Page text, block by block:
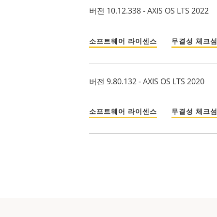
버전 10.12.338 - AXIS OS LTS 2022
소프트웨어 라이센스 무결성 체크섬
버전 9.80.132 - AXIS OS LTS 2020
소프트웨어 라이센스 무결성 체크섬